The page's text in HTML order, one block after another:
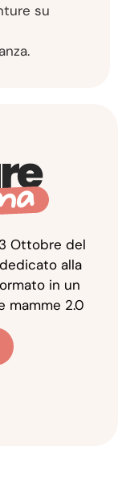
su
Ottobre del
alla
in un
mamme 2.0